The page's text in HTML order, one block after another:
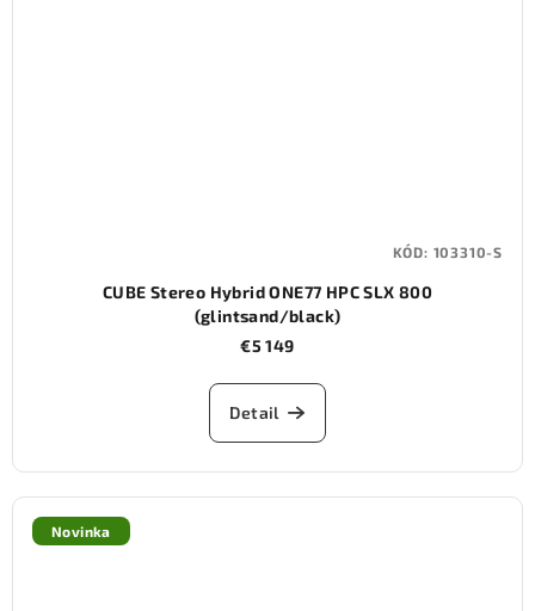
CUBE Stereo Hybrid ONE77 HPC SLX 800
(glintsand/black)
€5 149
Detail
KÓD: 103310-S
Novinka